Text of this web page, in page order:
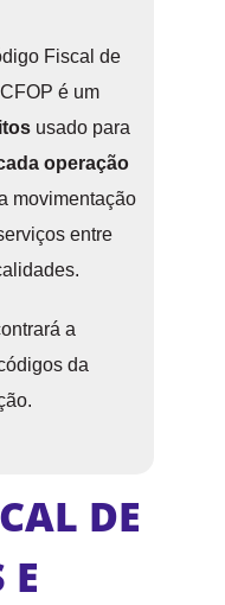
Fiscal de
é um
usado para
operação
movimentação
entre
a
da
DE
E